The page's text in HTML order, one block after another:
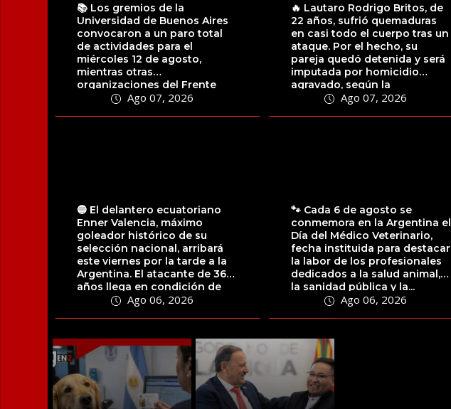
📚 Los gremios de la
Universidad de Buenos Aires
convocaron a un paro total
de actividades para el
miércoles 12 de agosto,
mientras otras
organizaciones del Frente
Sindical de Universidades...
Ago 07, 2026
🔥 Lautaro Rodrigo Britos, de
22 años, sufrió quemaduras
en casi todo el cuerpo tras un
ataque. Por el hecho, su
pareja quedó detenida y será
imputada por homicidio
agravado, según la
información...Ago 07, 2026
🔵 El delantero ecuatoriano
Enner Valencia, máximo
goleador histórico de su
selección nacional, arribará
este viernes por la tarde a la
Argentina. El atacante de 36
años llega en condición de
jugador... Ago 06, 2026
🐾 Cada 6 de agosto se
conmemora en la Argentina el
Día del Médico Veterinario,
fecha instituida para destacar
la labor de los profesionales
dedicados a la salud animal,
la sanidad pública y la...
Ago 06, 2026